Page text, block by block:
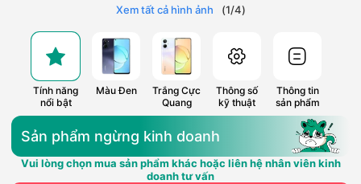
Xem tất cả hình ảnh (1/4)
Tính năng
nổi bật
Màu Đen
Trắng Cực
Quang
Thông số
kỹ thuật
Thông tin
sản phẩm
Sản phẩm ngừng kinh doanh
Vui lòng chọn mua sản phẩm khác hoặc liên hệ nhân viên kinh
doanh tư vấn